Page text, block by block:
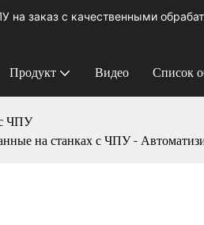
на заказ с качественными
Продукт Видео Список
с ЧПУ
на станках с ЧПУ -